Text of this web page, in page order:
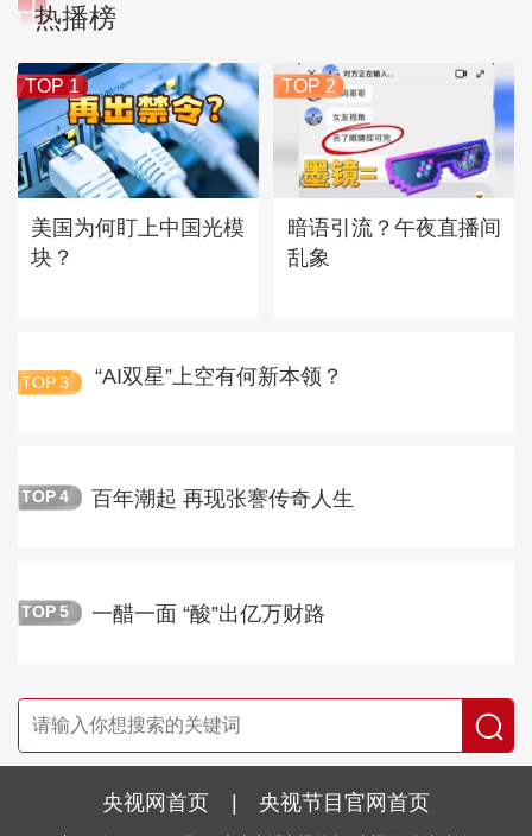
热播榜
TOP 1
美国为何盯上中国光模
块？
TOP 2
暗语引流？午夜直播间
乱象
TOP 3 “AI双星”上空有何新本领？
TOP 4 百年潮起 再现张謇传奇人生
TOP 5 一醋一面 “酸”出亿万财路
央视网首页 | 央视节目官网首页